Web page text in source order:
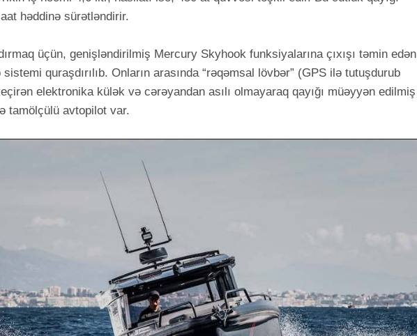
həddinə sürətləndirir.
üçün, genişləndirilmiş Mercury Skyhook funksiyalarına çıxışı təmin edən
quraşdırılıb. Onların arasında “rəqəmsal lövbər” (GPS ilə tutuşdurub
elektronika külək və cərəyandan asılı olmayaraq qayığı müəyyən edilmiş
tamölçülü avtopilot var.